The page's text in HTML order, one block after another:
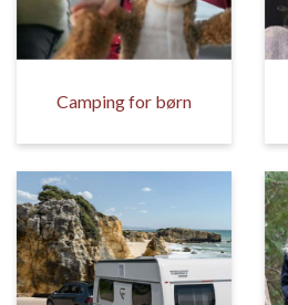
Camping for børn